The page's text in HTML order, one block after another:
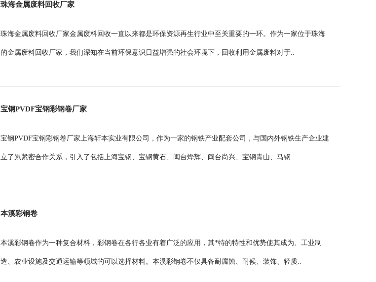
珠海金属废料回收厂家
珠海金属废料回收厂家金属废料回收一直以来都是环保资源再生行业中至关重要的一环。作为一家位于珠海
的金属废料回收厂家，我们深知在当前环保意识日益增强的社会环境下，回收利用金属废料对于..
宝钢PVDF宝钢彩钢卷厂家
宝钢PVDF宝钢彩钢卷厂家上海轩本实业有限公司，作为一家的钢铁产业配套公司，与国内外钢铁生产企业建
立了累紧密合作关系，引入了包括上海宝钢、宝钢黄石、闽台烨辉、闽台尚兴、宝钢青山、马钢..
本溪彩钢卷
本溪彩钢卷作为一种复合材料，彩钢卷在各行各业有着广泛的应用，其*特的特性和优势使其成为、工业制
造、农业设施及交通运输等领域的可以选择材料。本溪彩钢卷不仅具备耐腐蚀、耐候、装饰、轻质..